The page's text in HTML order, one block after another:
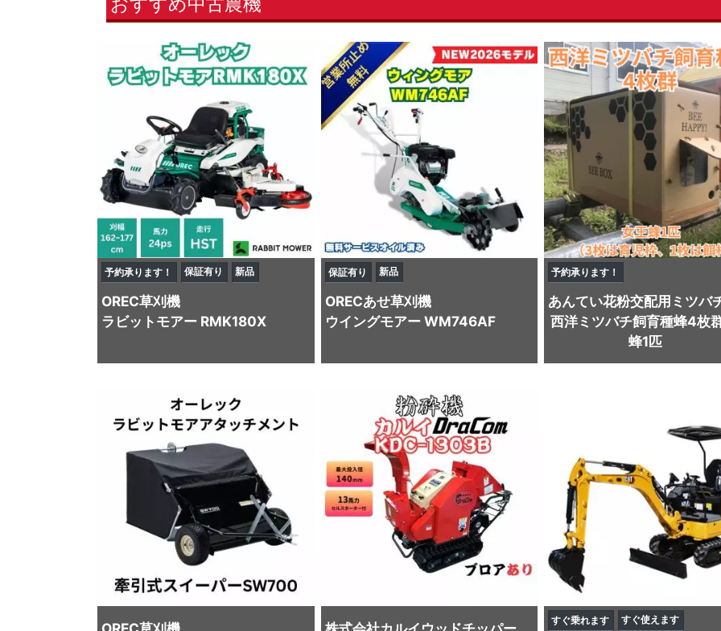
予約承ります！ 保証有り 新品
OREC草刈機
ラビットモアー RMK180X
保証有り 新品
ORECあせ草刈機
ウイングモアー WM746AF
予約承ります！
あんてい花粉交配用ミツバ
西洋ミツバチ飼育種蜂4枚
蜂1匹
すぐ乗れます
すぐ使えます